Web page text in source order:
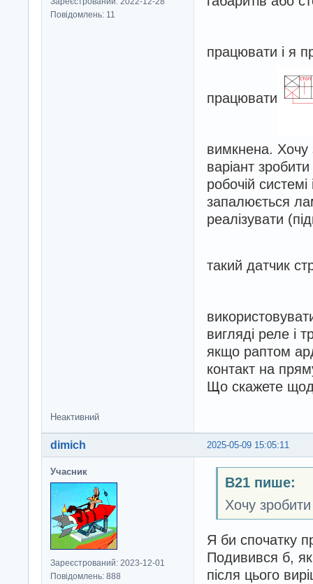
Повідомлень: 11
працювати і я
працювати
вимкнена. Хочу
варіант
робочій
запалюється
реалізувати
такий датчик
вигляді реле і
якщо раптом
контакт на
Що скажете
Неактивний
2025-05-09 15:05:11
dimich
Учасник
Зареєстрований: 2023-12-01
Повідомлень: 888
B21 пише:
Хочу
Я би спочатку
Подивився б, як
після цього